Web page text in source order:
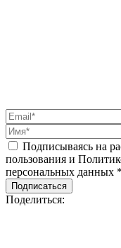
Подписываясь на
пользования и
персональных данных *
Подписаться
Поделиться: